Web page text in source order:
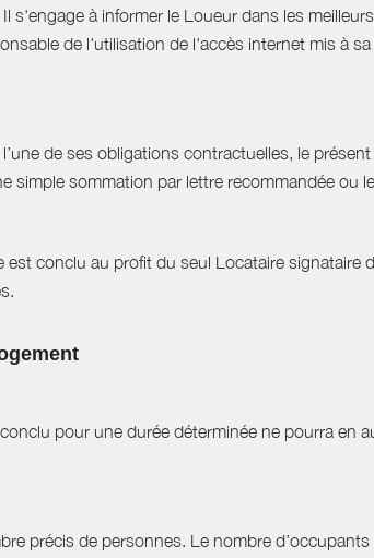
s'engage à informer le Loueur dans les
de l'utilisation de l'accès internet mis à
de ses obligations contractuelles, le
simple sommation par lettre recommandée ou
conclu au profit du seul Locataire
pour une durée déterminée ne pourra en
précis de personnes. Le nombre